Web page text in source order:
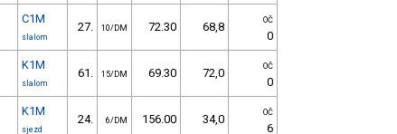
C1M
slalom
27. 10/DM 72.30 68,8 OČ
0
K1M
slalom
61. 15/DM 69.30 72,0 OČ
0
K1M
sjezd
24. 6/DM 156.00 34,0 OČ
6